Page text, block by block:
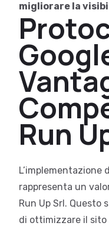
migliorare la
Run
L’implementazione
rappresenta un
Run Up Srl.
di ottimizzare il sito